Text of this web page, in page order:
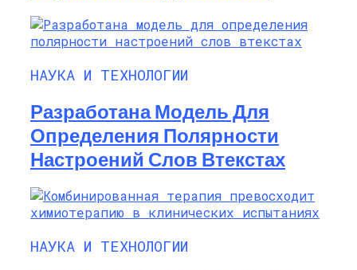
НАУКА И ТЕХНОЛОГИИ
Разработана Модель Для
Определения Полярности
Настроений Слов Втекстах
НАУКА И ТЕХНОЛОГИИ